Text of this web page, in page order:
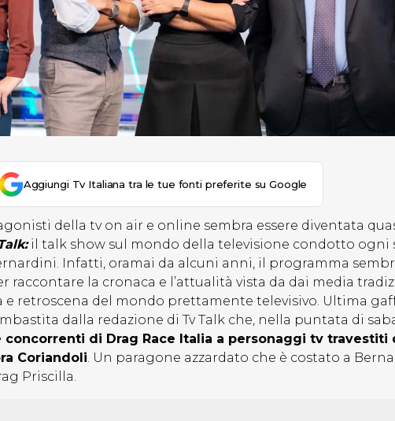
Aggiungi Tv Italiana tra le tue fonti preferite su Google
della tv on air e online sembra essere diventata
il talk show sul mondo della televisione condotto ogni
Infatti, oramai da alcuni anni, il programma
raccontare la cronaca e l’attualità vista da dai media
e retroscena del mondo prettamente televisivo. Ultima
dalla redazione di Tv Talk che, nella puntata di
concorrenti di Drag Race Italia a personaggi tv travestiti
Coriandoli. Un paragone azzardato che è costato a
Priscilla.